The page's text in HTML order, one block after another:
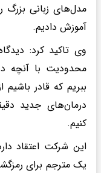
مدل‌های زبانی بزرگ
آموزش دادیم.
وی تاکید کرد:
محدودیت با آنچه
ببریم که قادر
درمان‌های جدید
کنیم.
این شرکت اعتقاد
یک مترجم برای